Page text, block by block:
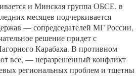
и Минская группа ОБСЕ, в
месяцев подчеркивается
— сопредседателей МГ России,
решение придет с
Карабаха. В противном
все, — неразрешенный конфликт
региональных проблем и тщетны